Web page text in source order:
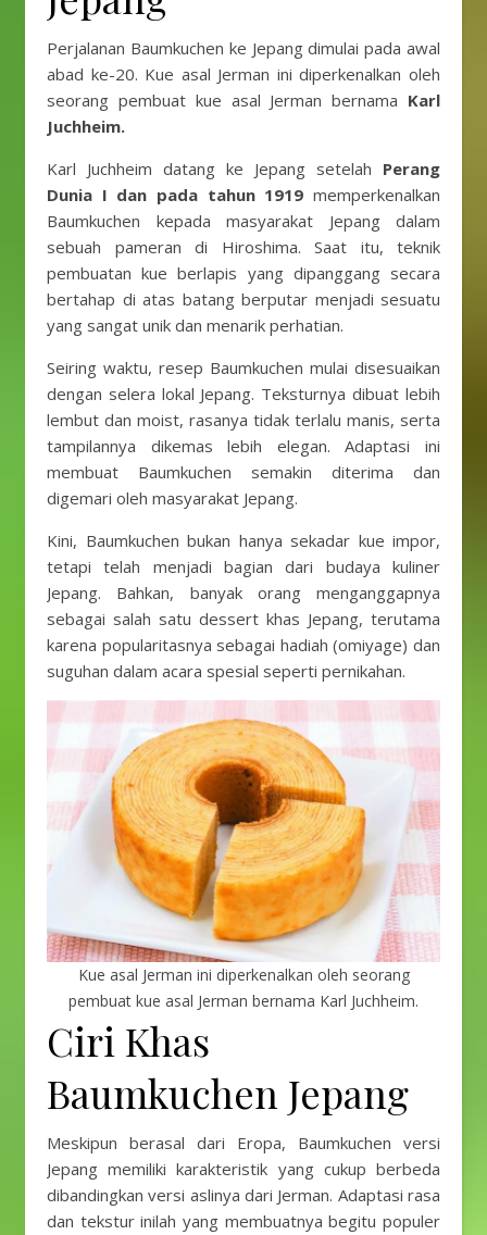
Perjalanan Baumkuchen ke Jepang dimulai pada awal
abad ke-20. Kue asal Jerman ini diperkenalkan oleh
seorang pembuat kue asal Jerman bernama Karl
Juchheim.
Karl Juchheim datang ke Jepang setelah Perang
Dunia I dan pada tahun 1919 memperkenalkan
Baumkuchen kepada masyarakat Jepang dalam
sebuah pameran di Hiroshima. Saat itu, teknik
pembuatan kue berlapis yang dipanggang secara
bertahap di atas batang berputar menjadi sesuatu
yang sangat unik dan menarik perhatian.
Seiring waktu, resep Baumkuchen mulai disesuaikan
dengan selera lokal Jepang. Teksturnya dibuat lebih
lembut dan moist, rasanya tidak terlalu manis, serta
tampilannya dikemas lebih elegan. Adaptasi ini
membuat Baumkuchen semakin diterima dan
digemari oleh masyarakat Jepang.
Kini, Baumkuchen bukan hanya sekadar kue impor,
tetapi telah menjadi bagian dari budaya kuliner
Jepang. Bahkan, banyak orang menganggapnya
sebagai salah satu dessert khas Jepang, terutama
karena popularitasnya sebagai hadiah (omiyage) dan
suguhan dalam acara spesial seperti pernikahan.
Kue asal Jerman ini diperkenalkan oleh seorang
pembuat kue asal Jerman bernama Karl Juchheim.
Ciri Khas
Baumkuchen Jepang
Meskipun berasal dari Eropa, Baumkuchen versi
Jepang memiliki karakteristik yang cukup berbeda
dibandingkan versi aslinya dari Jerman. Adaptasi rasa
dan tekstur inilah yang membuatnya begitu populer